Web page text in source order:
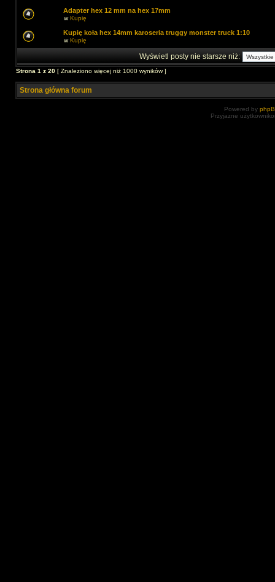
Adapter hex 12 mm na hex 17mm
wKupię
Kupię koła hex 14mm karoseria truggy monster truck 1:10
wKupię
Wyświetl posty nie starsze niż:
Strona 1 z 20 [ Znaleziono więcej niż 1000 wyników ]
Strona główna forum
Powered by
Przyjazne